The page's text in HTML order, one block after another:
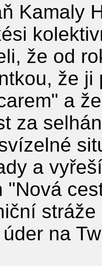
Kamaly
že od
že ji
a
za
a
"Nová
na